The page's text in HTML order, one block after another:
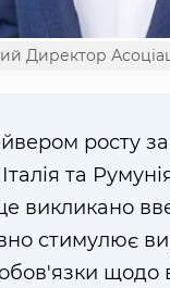
Директор
росту
Італія та
викликано
стимулює
обов'язки